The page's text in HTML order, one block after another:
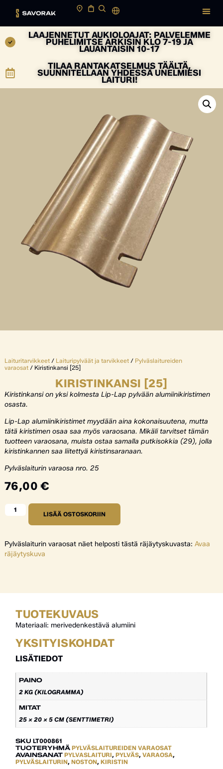
LAAJENNETUT AUKIOLOAJAT: PALVELEMME
PUHELIMITSE ARKISIN KLO 7-19 JA
LAUANTAISIN 10-17
TILAA RANTAKATSELMUS TÄÄLTÄ,
SUUNNITELLAAN YHDESSÄ UNELMIESI
LAITURI!
Laituritarvikkeet/ Laituripylväät ja tarvikkeet/ Pylväslaitureiden
varaosat/ Kiristinkansi [25]
KIRISTINKANSI [25]
Kiristinkansi on yksi kolmesta Lip-Lap pylvään alumiinikiristimen
osasta.
Lip-Lap alumiinikiristimet myydään aina kokonaisuutena, mutta
tätä kiristimen osaa saa myös varaosana. Mikäli tarvitset tämän
tuotteen varaosana, muista ostaa samalla putkisokkia (29), jolla
kiristinkannen saa liitettyä kiristinsaranaan.
Pylväslaiturin varaosa nro. 25
76,00€
LISÄÄ OSTOSKORIIN
Pylväslaiturin varaosat näet helposti tästä räjäytyskuvasta: Avaa
räjäytyskuva
TUOTEKUVAUS
Materiaali: merivedenkestävä alumiini
YKSITYISKOHDAT
LISÄTIEDOT
PAINO
2 KG (KILOGRAMMA)
MITAT
25 × 20 × 5 CM (SENTTIMETRI)
SKULT000861
TUOTERYHMÄ PYLVÄSLAITUREIDEN VARAOSAT
AVAINSANAT PYLVASLAITURI,PYLVÄS,VARAOSA,
PYLVÄSLAITURIN,NOSTON,KIRISTIN